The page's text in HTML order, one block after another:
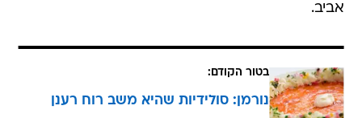
אביב.
בטור הקודם:
נורמן: סולידיות שהיא משב רוח רענן